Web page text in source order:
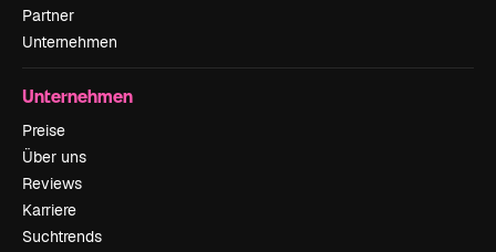
Partner
Unternehmen
Unternehmen
Preise
Über uns
Reviews
Karriere
Suchtrends